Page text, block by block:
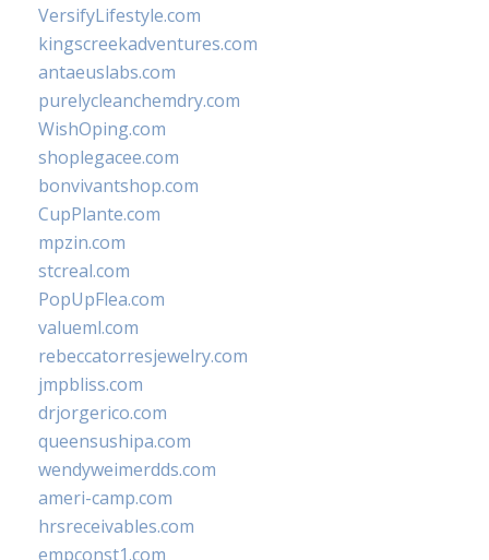
VersifyLifestyle.com
kingscreekadventures.com
antaeuslabs.com
purelycleanchemdry.com
WishOping.com
shoplegacee.com
bonvivantshop.com
CupPlante.com
mpzin.com
stcreal.com
PopUpFlea.com
valueml.com
rebeccatorresjewelry.com
jmpbliss.com
drjorgerico.com
queensushipa.com
wendyweimerdds.com
ameri-camp.com
hrsreceivables.com
empconst1.com